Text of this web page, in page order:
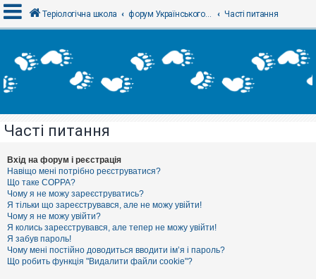
х
і
Р
є
с
т
р
а
ц
і
я
Т
Теріологічна школа форум Українського теріологічного товариства Часті питання
Часті питання
Вхід на форум і реєстрація
Навіщо мені потрібно реєструватися?
Що таке COPPA?
Чому я не можу зареєструватись?
Я тільки що зареєструвався, але не можу увійти!
Чому я не можу увійти?
Я колись зареєструвався, але тепер не можу увійти!
Я забув пароль!
Чому мені постійно доводиться вводити ім’я і пароль?
Що робить функція "Видалити файли cookie"?